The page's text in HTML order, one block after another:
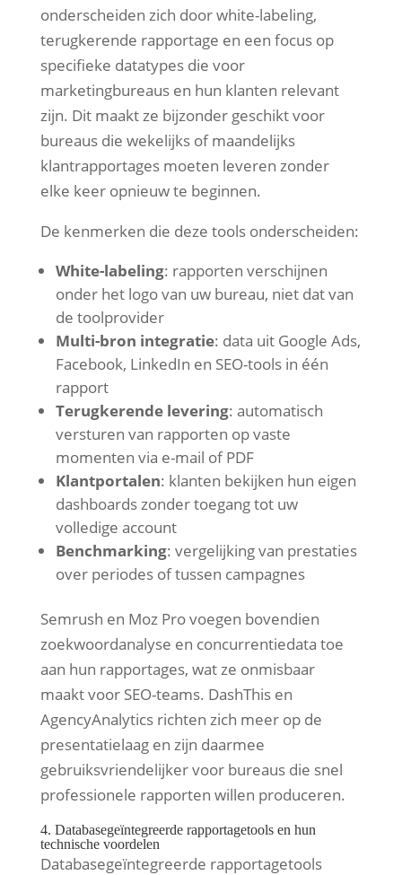
onderscheiden zich door white-labeling,
terugkerende rapportage en een focus op
specifieke datatypes die voor
marketingbureaus en hun klanten relevant
zijn. Dit maakt ze bijzonder geschikt voor
bureaus die wekelijks of maandelijks
klantrapportages moeten leveren zonder
elke keer opnieuw te beginnen.
De kenmerken die deze tools onderscheiden:
White-labeling: rapporten verschijnen
onder het logo van uw bureau, niet dat van
de toolprovider
Multi-bron integratie: data uit Google Ads,
Facebook, LinkedIn en SEO-tools in één
rapport
Terugkerende levering: automatisch
versturen van rapporten op vaste
momenten via e-mail of PDF
Klantportalen: klanten bekijken hun eigen
dashboards zonder toegang tot uw
volledige account
Benchmarking: vergelijking van prestaties
over periodes of tussen campagnes
Semrush en Moz Pro voegen bovendien
zoekwoordanalyse en concurrentiedata toe
aan hun rapportages, wat ze onmisbaar
maakt voor SEO-teams. DashThis en
AgencyAnalytics richten zich meer op de
presentatielaag en zijn daarmee
gebruiksvriendelijker voor bureaus die snel
professionele rapporten willen produceren.
4. Databasegeïntegreerde rapportagetools en hun
technische voordelen
Databasegeïntegreerde rapportagetools